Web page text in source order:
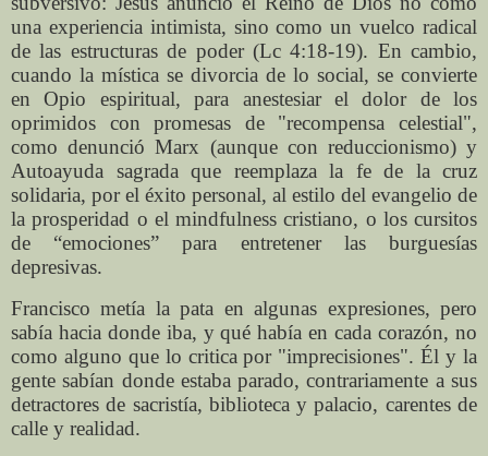
una experiencia intimista, sino como un vuelco radical
de las estructuras de poder (Lc 4:18-19). En cambio,
cuando la mística se divorcia de lo social, se convierte
en Opio espiritual, para anestesiar el dolor de los
oprimidos con promesas de "recompensa celestial",
como denunció Marx (aunque con reduccionismo) y
Autoayuda sagrada que reemplaza la fe de la cruz
solidaria, por el éxito personal, al estilo del evangelio de
la prosperidad o el mindfulness cristiano, o los cursitos
de “emociones” para entretener las burguesías
depresivas.
Francisco metía la pata en algunas expresiones, pero
sabía hacia donde iba, y qué había en cada corazón, no
como alguno que lo critica por "imprecisiones". Él y la
gente sabían donde estaba parado, contrariamente a sus
detractores de sacristía, biblioteca y palacio, carentes de
calle y realidad.